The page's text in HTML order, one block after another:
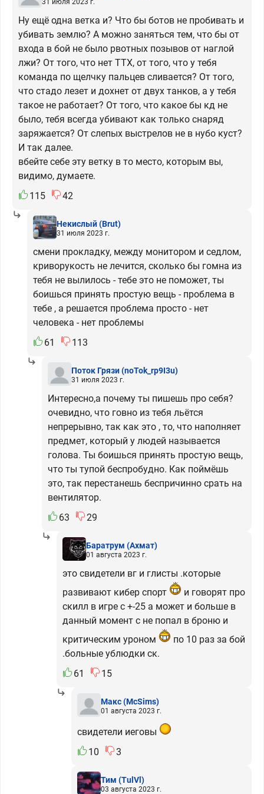
Ну ещё одна ветка и? Что бы ботов не пробивать и
убивать землю? А можно заняться тем, что бы от
входа в бой не было рвотных позывов от наглой
лжи? От того, что нет ТТХ, от того, что у тебя
команда по щелчку пальцев сливается? От того,
что стадо лезет и дохнет от двух танков, а у тебя
такое не работает? От того, что какое бы кд не
было, тебя всегда убивают как только снаряд
заряжается? От слепых выстрелов не в нубо куст?
И так далее.
вбейте себе эту ветку в то место, которым вы,
видимо, думаете.
115
42
Некислый(Brut)
31 июля 2023 г.
смени прокладку, между монитором и седлом,
криворукость не лечится, сколько бы гомна из
тебя не вылилось - тебе это не поможет, ты
боишься принять простую вещь - проблема в
тебе , а решается проблема просто - нет
человека - нет проблемы
61
113
Поток Грязи(noTok_rp9I3u)
31 июля 2023 г.
Интересно,а почему ты пишешь про себя?
очевидно, что говно из тебя льётся
непрерывно, так как это , то, что наполняет
предмет, который у людей называется
голова. Ты боишься принять простую вещь,
что ты тупой беспробудно. Как поймёшь
это, так перестанешь беспричинно срать на
вентилятор.
63
29
Баратрум (Ахмат)
01 августа 2023 г.
это свидетели вг и глисты .которые
развивают кибер спорт
и говорят про
скилл в игре с +-25 а может и больше в
данный момент с не попал в броню и
критическим уроном
по 10 раз за бой
.больные ублюдки ск.
61
15
Макс(McSims)
01 августа 2023 г.
свидетели иеговы
10
3
Тим (TulVl)
03 августа 2023 г.